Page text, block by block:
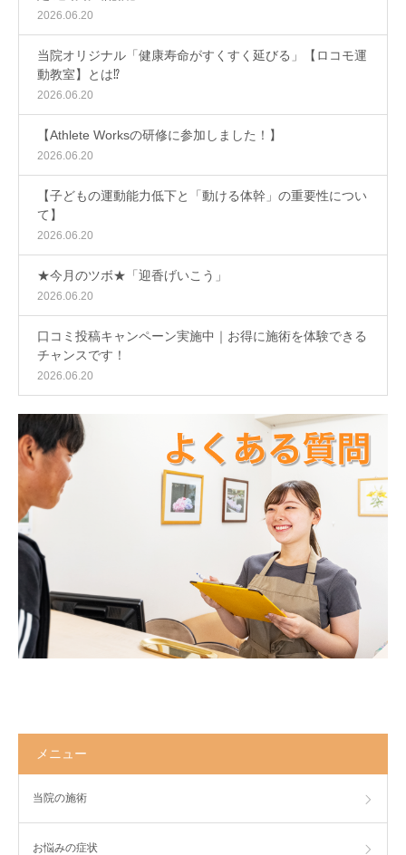
2026.06.20
当院オリジナル「健康寿命がすくすく延びる」【ロコモ運
動教室】とは⁉
2026.06.20
【Athlete Worksの研修に参加しました！】
2026.06.20
【子どもの運動能力低下と「動ける体幹」の重要性につい
て】
2026.06.20
★今月のツボ★「迎香げいこう」
2026.06.20
口コミ投稿キャンペーン実施中｜お得に施術を体験できる
チャンスです！
2026.06.20
メニュー
当院の施術
お悩みの症状